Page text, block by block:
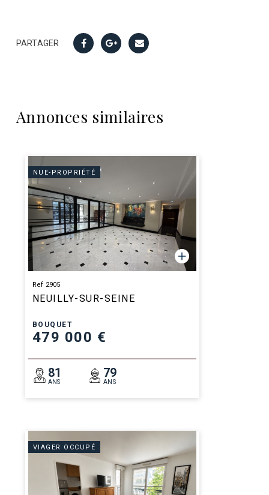
PARTAGER
Annonces similaires
NUE-PROPRIÉTÉ
Ref 2905
NEUILLY-SUR-SEINE
BOUQUET
479 000 €
81
ANS
79
ANS
VIAGER OCCUPÉ